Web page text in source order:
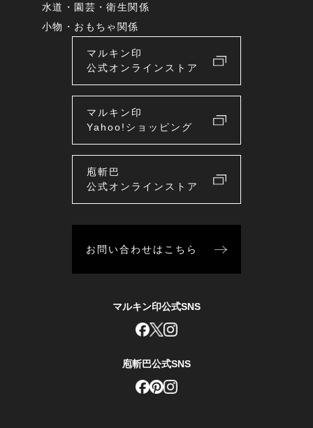
水道・園芸・衛生関係
小物・おもちゃ関係
マルキン印
公式オンラインストア
マルキン印
Yahoo!ショッピング
庖斬巴
公式オンラインストア
お問い合わせはこちら
マルキン印公式SNS
庖斬巴公式SNS